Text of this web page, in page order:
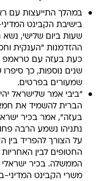
במהלך התייעצות עם
בישיבת הקבינט
שעות ביום שלישי, נשא
ההזדמנות "הענקית
כעת בעזה עם טראמפ
שנים נוספות, כך סיפרו
שמעורים בפרטים.
"ביבי אמר שלישראל
הברית להשמיד את
בעזה", אמר בכיר
נתניהו נשמע הרבה
על הצורך להפריד
החטופים לבין
הממשלה. בכיר
משרי הקבינט המדיני-